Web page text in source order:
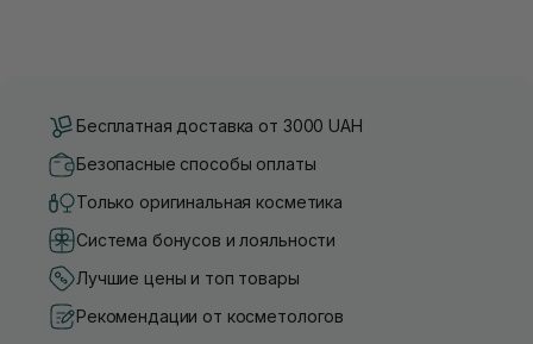
Бесплатная доставка от 3000 UAH
Безопасные способы оплаты
Только оригинальная косметика
Система бонусов и лояльности
Лучшие цены и топ товары
Рекомендации от косметологов